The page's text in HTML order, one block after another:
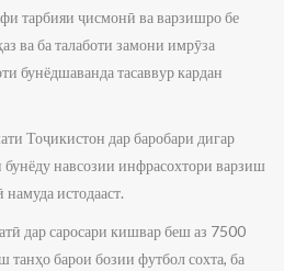
тарбияи ҷисмонӣ ва варзишро бе
ва ба талаботи замони имрӯза
бунёдшаванда тасаввур кардан
Тоҷикистон дар баробари дигар
навсозии инфрасохтори варзиш
истодааст.
дар саросари кишвар беш аз 7500
барои бозии футбол сохта, ба